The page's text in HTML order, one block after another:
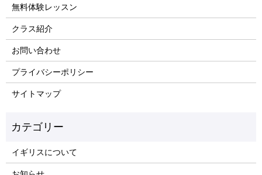
無料体験レッスン
クラス紹介
お問い合わせ
プライバシーポリシー
サイトマップ
イギリスについて